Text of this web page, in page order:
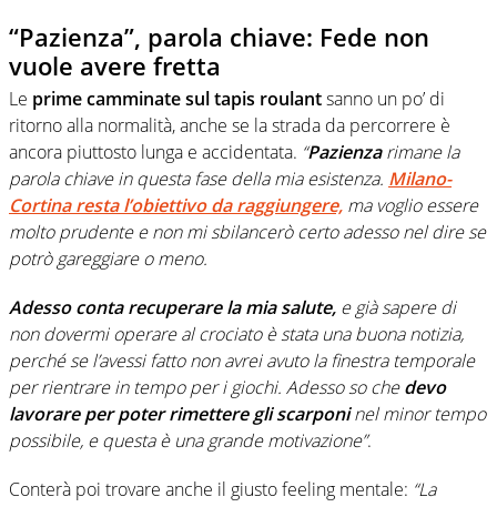
“Pazienza”, parola chiave: Fede non
vuole avere fretta
Le prime camminate sul tapis roulantsanno un po’ di
ritorno alla normalità, anche se la strada da percorrere è
ancora piuttosto lunga e accidentata. “Pazienzarimane la
parola chiave in questa fase della mia esistenza. Milano-
Cortina resta l’obiettivo da raggiungere, ma voglio essere
molto prudente e non mi sbilancerò certo adesso nel dire se
potrò gareggiare o meno.
Adesso conta recuperare la mia salute, e già sapere di
non dovermi operare al crociato è stata una buona notizia,
perché se l’avessi fatto non avrei avuto la finestra temporale
per rientrare in tempo per i giochi. Adesso so chedevo
lavorare per poter rimettere gli scarponinel minor tempo
possibile, e questa è una grande motivazione”.
Conterà poi trovare anche il giusto feeling mentale: “La